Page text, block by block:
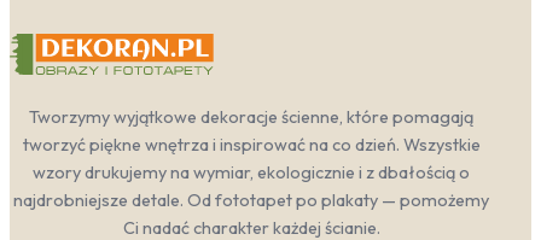
Tworzymy wyjątkowe dekoracje ścienne, które pomagają
tworzyć piękne wnętrza i inspirować na co dzień. Wszystkie
wzory drukujemy na wymiar, ekologicznie i z dbałością o
najdrobniejsze detale. Od fototapet po plakaty — pomożemy
Ci nadać charakter każdej ścianie.